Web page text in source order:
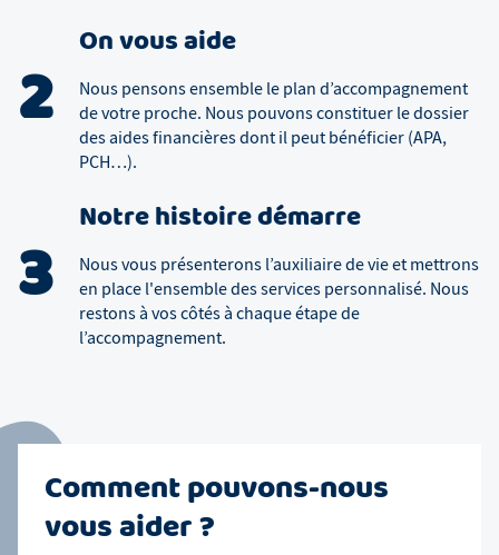
2
On vous aide
Nous pensons ensemble le plan d’accompagnement
de votre proche. Nous pouvons constituer le dossier
des aides financières dont il peut bénéficier (APA,
PCH…).
3
Notre histoire démarre
Nous vous présenterons l’auxiliaire de vie et mettrons
en place l'ensemble des services personnalisé. Nous
restons à vos côtés à chaque étape de
l’accompagnement.
Comment pouvons-nous
vous aider ?